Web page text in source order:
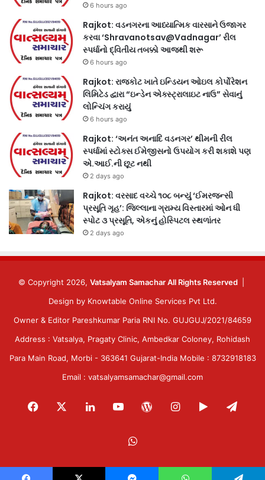
6 hours ago
Rajkot: વડનગરના આધ્યાત્મિક વારસાને ઉજાગર
કરવા ‘Shravanotsav@Vadnagar’ રીલ
સ્પર્ધાનો દ્વિતીય તબક્કો આજથી શરૂ
6 hours ago
Rajkot: રાજકોટ ખાતે ઇન્ડિયન ઓઇલ કોર્પોરેશન
લિમિટેડ દ્વારા “ઇન્ડેન એક્સ્ટ્રાલાઇટ નાઉ” સેવાનું
લોન્ચિંગ કરાયું
6 hours ago
Rajkot: ‘અનંત અનાદિ વડનગર’ થીમની રીલ
સ્પર્ધામાં સ્ટોક્સ ઈમેજીસનો ઉપયોગ કરી શકાશે પણ
એ.આઈ.ની છૂટ નથી
2 days ago
Rajkot: વરસાદ વચ્ચે ૧૦૮ બન્યું ‘ઈમરજન્સી
પ્રસૂતિ ગૃહ’: જિલ્લાના ગ્રામ્ય વિસ્તારમાં ઓન ધી
સ્પોટ ૩ પ્રસૂતિ, એકનું હોસ્પિટલ સ્થળાંતર
2 days ago
© Copyright 2026, Vatsalyam Samachar All Rights Reserved
Design by Knowtable Online Services Pvt Ltd.
Owner & Editor Pareshkumar Paria RNI No. GUJGUJ/2021/84659
Address : Vatsalya, Pragaty Clinic, Ambedkar Coloney, Rohidash
Para Main Road, Morbi - 363641 Gujarat-India Mobile : 8732918183
Email : vatsalyamsamachar@gmail.com
Facebook LinkedInYouTubeWordPressInstagram
Google
WhatsApp